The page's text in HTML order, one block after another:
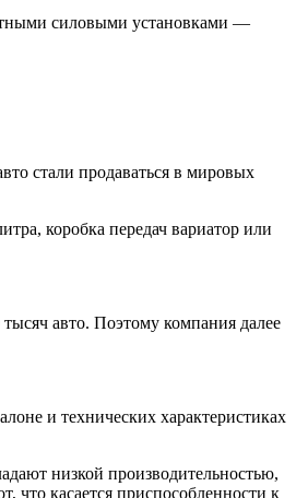
силовыми установками —
стали продаваться в мировых
коробка передач вариатор или
авто. Поэтому компания далее
и технических характеристиках
низкой производительностью,
что касается приспособленности к